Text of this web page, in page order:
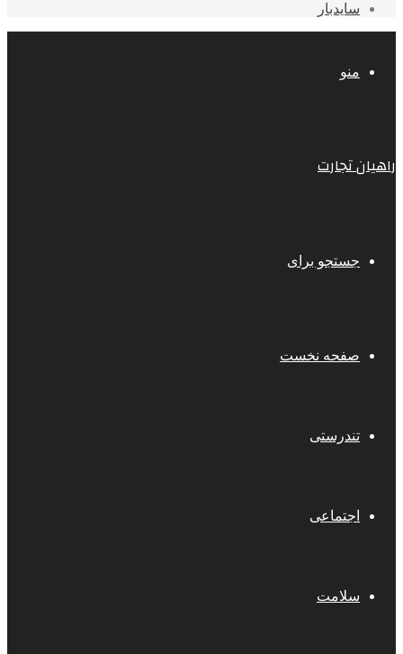
سایدبار
منو
راهیان تجارت
جستجو برای
صفحه نخست
تندرستی
اجتماعی
سلامت